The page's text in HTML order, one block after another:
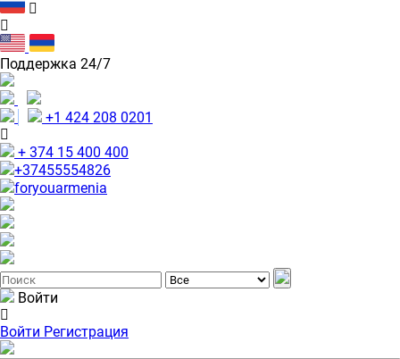
Поддержка 24/7
+1 424 208 0201
+ 374 15 400 400
+37455554826
foryouarmenia
Войти
Войти Регистрация